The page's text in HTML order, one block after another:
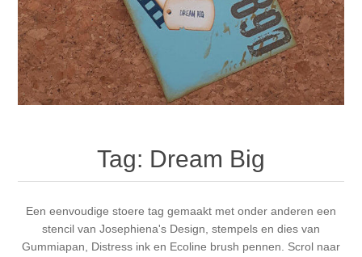
Stompkaarsen
Magic
Personen
Steampunk
60 bij 40 cm
Alcohol ink
Embossing
Foto's
Inkleuren
Gummiapan
Lavinia Stamps
CraftEmotions
Inspiratie
Art Journal 2025
Kaarten 2025
Kaarten 2024
Kaarten 2023
Tag: Dream Big
Een eenvoudige stoere tag gemaakt met onder anderen een
stencil van Josephiena's Design, stempels en dies van
Gummiapan, Distress ink en Ecoline brush pennen. Scrol naar